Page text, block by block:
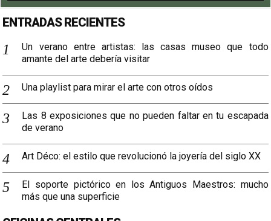
ENTRADAS RECIENTES
Un verano entre artistas: las casas museo que todo
amante del arte debería visitar
Una playlist para mirar el arte con otros oídos
Las 8 exposiciones que no pueden faltar en tu escapada
de verano
Art Déco: el estilo que revolucionó la joyería del siglo XX
El soporte pictórico en los Antiguos Maestros: mucho
más que una superficie